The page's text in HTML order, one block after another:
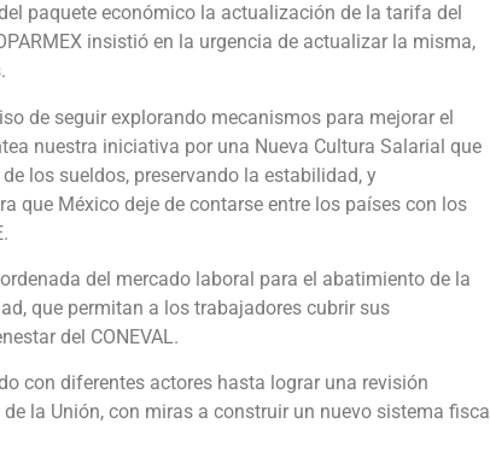
paquete económico la actualización de la tarifa del
insistió en la urgencia de actualizar la misma,
de seguir explorando mecanismos para mejorar el
nuestra iniciativa por una Nueva Cultura Salarial que
los sueldos, preservando la estabilidad, y
que México deje de contarse entre los países con los
del mercado laboral para el abatimiento de la
que permitan a los trabajadores cubrir sus
del CONEVAL.
con diferentes actores hasta lograr una revisión
la Unión, con miras a construir un nuevo sistema fiscal